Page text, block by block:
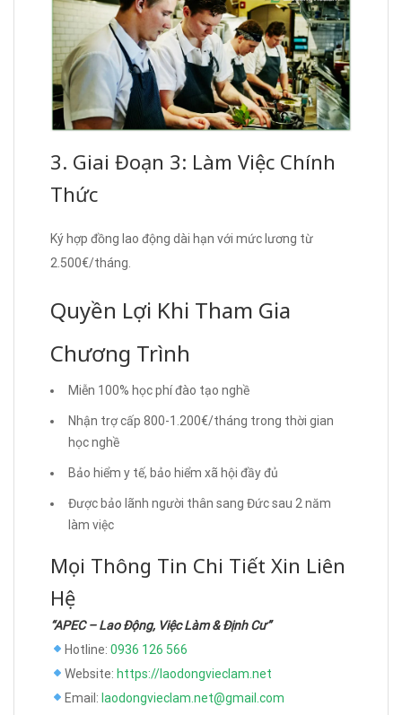
3. Giai Đoạn 3: Làm Việc Chính
Thức
Ký hợp đồng lao động dài hạn với mức lương từ
2.500€/tháng.
Quyền Lợi Khi Tham Gia
Chương Trình
Miễn 100% học phí đào tạo nghề
Nhận trợ cấp 800-1.200€/tháng trong thời gian
học nghề
Bảo hiểm y tế, bảo hiểm xã hội đầy đủ
Được bảo lãnh người thân sang Đức sau 2 năm
làm việc
Mọi Thông Tin Chi Tiết Xin Liên
Hệ
“APEC – Lao Động, Việc Làm & Định Cư”
Hotline: 0936 126 566
Website: https://laodongvieclam.net
Email: laodongvieclam.net@gmail.com